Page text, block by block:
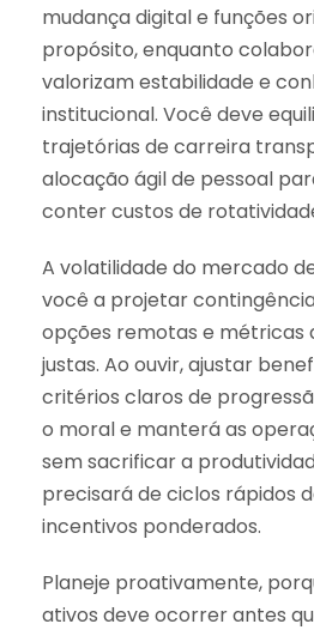
mudança digital e funções
propósito, enquanto
valorizam estabilidade e
institucional. Você deve
trajetórias de carreira
alocação ágil de pessoal
conter custos de
A volatilidade do mercado
você a projetar
opções remotas e métricas
justas. Ao ouvir, ajustar
critérios claros de
o moral e manterá as
sem sacrificar a
precisará de ciclos rápidos
incentivos ponderados.
Planeje proativamente,
ativos deve ocorrer antes